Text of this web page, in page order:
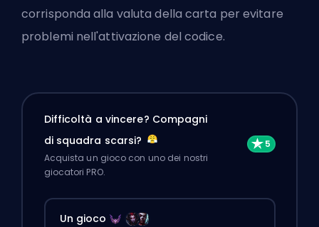
corrisponda alla valuta della carta per evitare
problemi nell'attivazione del codice.
Difficoltà a vincere? Compagni
di squadra scarsi?
Acquista un gioco con uno dei nostri
giocatori PRO.
Un gioco